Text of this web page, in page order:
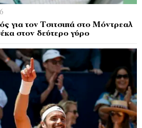
για τον Τσιτσιπά στο Μόντρεαλ
στον δεύτερο γύρο